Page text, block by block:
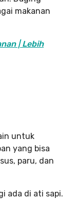
makanan
| Lebih
untuk
yang bisa
paru, dan
ada di ati sapi.